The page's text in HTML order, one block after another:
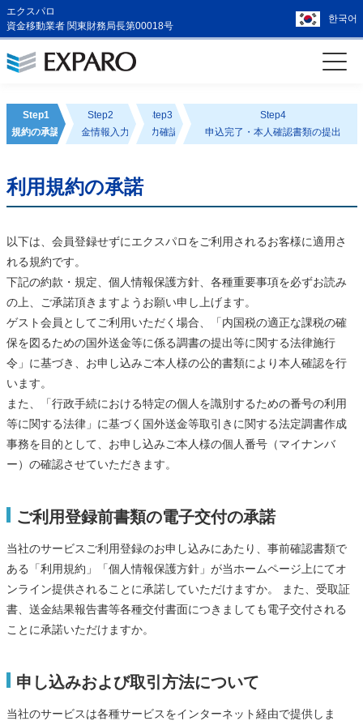
エクスパロ
資金移動業者 関東財務局長第00018号
한국어
Step1
規約の承認
Step2
送金情報入力
Step3
入力確認
Step4
申込完了・本人確認書類の提出
利用規約の承諾
以下は、会員登録せずにエクスパロをご利用されるお客様に適用さ
れる規約です。
下記の約款・規定、個人情報保護方針、各種重要事項を必ずお読み
の上、ご承諾頂きますようお願い申し上げます。
ゲスト会員としてご利用いただく場合、「内国税の適正な課税の確
保を図るための国外送金等に係る調書の提出等に関する法律施行
令」に基づき、お申し込みご本人様の公的書類により本人確認を行
います。
また、「行政手続における特定の個人を識別するための番号の利用
等に関する法律」に基づく国外送金等取引きに関する法定調書作成
事務を目的として、お申し込みご本人様の個人番号（マイナンバ
ー）の確認させていただきます。
ご利用登録前書類の電子交付の承諾
当社のサービスご利用登録のお申し込みにあたり、事前確認書類で
ある「利用規約」「個人情報保護方針」が当ホームページ上にてオ
ンライン提供されることに承諾していただけますか。 また、受取証
書、送金結果報告書等各種交付書面につきましても電子交付される
ことに承諾いただけますか。
申し込みおよび取引方法について
当社のサービスは各種サービスをインターネット経由で提供しま